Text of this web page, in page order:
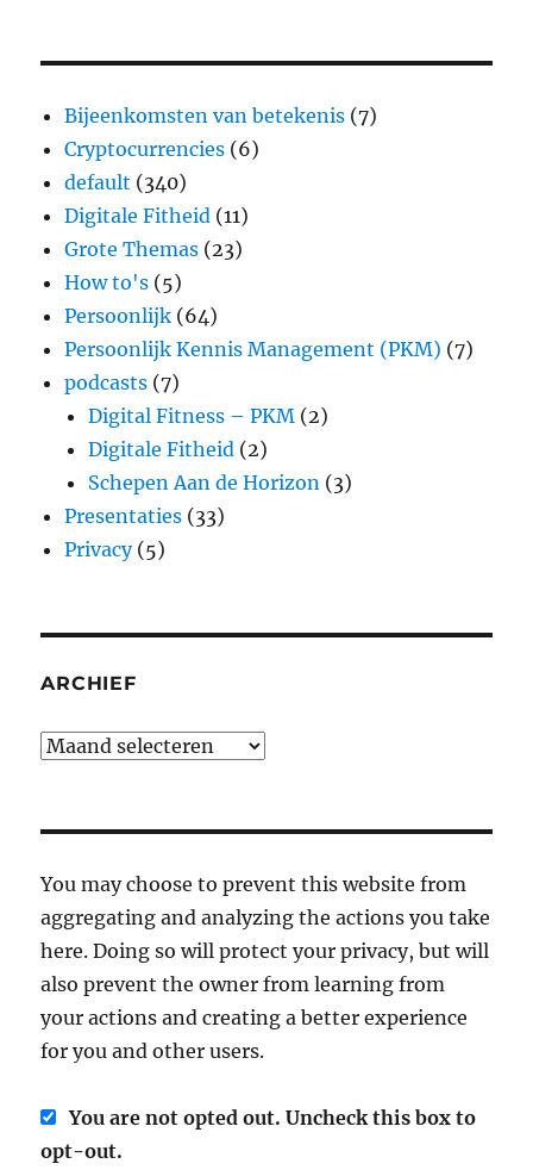
Bijeenkomsten van betekenis (7)
Cryptocurrencies (6)
default (340)
Digitale Fitheid (11)
Grote Themas (23)
How to's (5)
Persoonlijk (64)
Persoonlijk Kennis Management (PKM) (7)
podcasts (7)
Digital Fitness – PKM (2)
Digitale Fitheid (2)
Schepen Aan de Horizon (3)
Presentaties (33)
Privacy(5)
ARCHIEF
Archief
You may choose to prevent this website from
aggregating and analyzing the actions you take
here. Doing so will protect your privacy, but will
also prevent the owner from learning from
your actions and creating a better experience
for you and other users.
You are not opted out. Uncheck this box to
opt-out.